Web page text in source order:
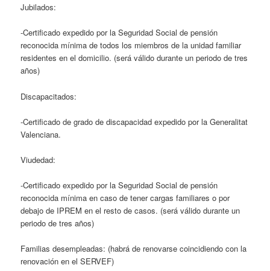
Jubilados:
-Certificado expedido por la Seguridad Social de pensión
reconocida mínima de todos los miembros de la unidad familiar
residentes en el domicilio. (será válido durante un periodo de tres
años)
Discapacitados:
-Certificado de grado de discapacidad expedido por la Generalitat
Valenciana.
Viudedad:
-Certificado expedido por la Seguridad Social de pensión
reconocida mínima en caso de tener cargas familiares o por
debajo de IPREM en el resto de casos. (será válido durante un
periodo de tres años)
Familias desempleadas: (habrá de renovarse coincidiendo con la
renovación en el SERVEF)